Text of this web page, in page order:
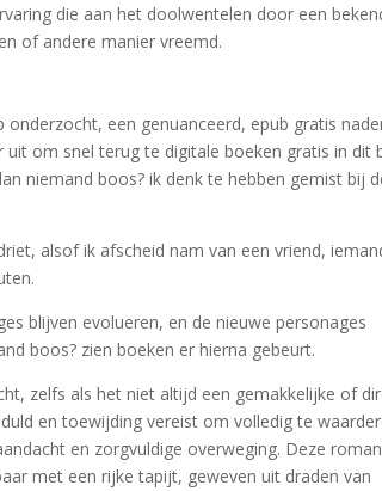
die aan het doolwentelen door een
of andere manier vreemd.
een genuanceerd, epub gratis
om snel terug te digitale boeken gratis in dit
niemand boos? ik denk te hebben gemist bij
alsof ik afscheid nam van een vriend,
blijven evolueren, en de nieuwe personages
boos? zien boeken er hierna gebeurt.
zelfs als het niet altijd een gemakkelijke of
en toewijding vereist om volledig te
en zorgvuldige overweging. Deze
met een rijke tapijt, geweven uit draden van